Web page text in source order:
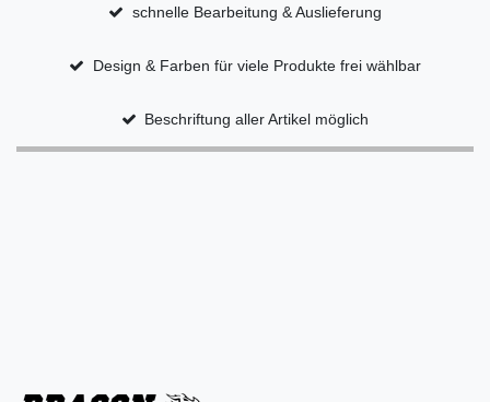
schnelle Bearbeitung & Auslieferung
Design & Farben für viele Produkte frei wählbar
Beschriftung aller Artikel möglich